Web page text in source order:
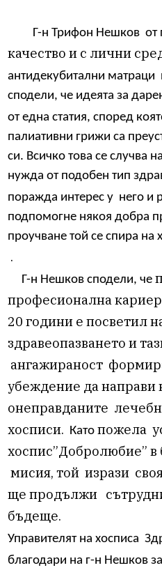
Г-н Трифон Нешков от
качество и с лични
антидекубитални матраци
сподели, че идеята за
от една статия, според
палиативни грижи са
си. Всичко това се случва
нужда от подобен тип
поражда интерес у него и
подпомогне някоя добра
проучване той се спира
.
Г-н Нешков сподели, че
професионална
20 години е посветил
здравеопазването и
ангажираност
убеждение да направи
онеправданите
хосписи. Катопожела
хоспис”Добролюбие”
мисия, той изрази
ще продължи
бъдеще.
Управителят на хосписа
благодари на г-н Нешков за